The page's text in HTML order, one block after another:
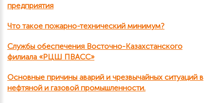
предприятия
Что такое пожарно-технический минимум?
Службы обеспечения Восточно-Казахстанского
филиала «РЦШ ПВАСС»
Основные причины аварий и чрезвычайных ситуаций в
нефтяной и газовой промышленности.